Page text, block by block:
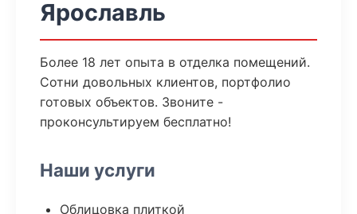
Ярославль
Более 18 лет опыта в отделка помещений.
Сотни довольных клиентов, портфолио
готовых объектов. Звоните -
проконсультируем бесплатно!
Наши услуги
Облицовка плиткой